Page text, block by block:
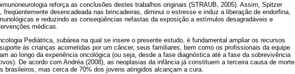
reforça as conclusões destes trabalhos originais (STRAUB, 2005). Assim, Spitzer
freqüentemente desencadeada nas brincadeiras, diminui o estresse e induz a liberação de endorfina,
e reduzindo as conseqüências nefastas da exposição a estímulos desagradáveis e
médicas.
Pediátrica, subárea na qual se insere o presente estudo, é fundamental ampliar os recursos
às crianças acometidas por um câncer, seus familiares, bem como os profissionais da equipe
ao longo da experiência oncológica (ou seja, desde a fase diagnóstica até a fase da sobrevivência
De acordo com Andréa (2008), as neoplasias da infância já constituem a terceira causa de morte
brasileiros, mas cerca de 70% dos jovens atingidos alcançam a cura.